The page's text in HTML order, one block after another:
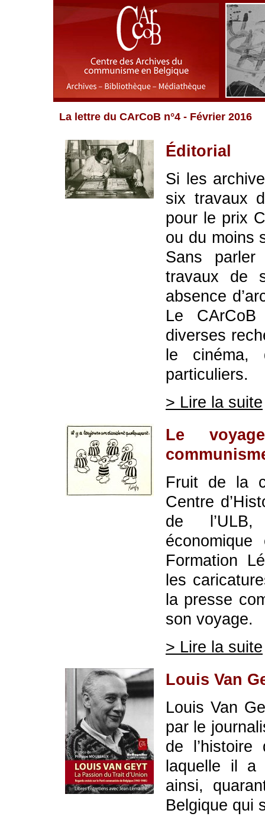
La lettre du CArCoB n°4 - Février 2016
Éditorial
Si les
six travaux
pour le prix
ou du moins
Sans parler
travaux de
absence
Le
diverses
le cinéma,
particuliers.
> Lire la suite
Le
Fruit de la
Centre
de l’ULB,
Formation
les
la presse
son voyage.
> Lire la suite
Louis Van
Louis Van
par le
de
laquelle il a
ainsi,
Belgique qui